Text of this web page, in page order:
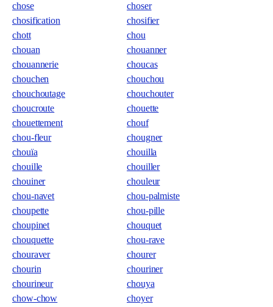
chose
choser
chosification
chosifier
chott
chou
chouan
chouanner
chouannerie
choucas
chouchen
chouchou
chouchoutage
chouchouter
choucroute
chouette
chouettement
chouf
chou-fleur
chougner
chouïa
chouilla
chouille
chouiller
chouiner
chouleur
chou-navet
chou-palmiste
choupette
chou-pille
choupinet
chouquet
chouquette
chou-rave
chouraver
chourer
chourin
chouriner
chourineur
chouya
chow-chow
choyer